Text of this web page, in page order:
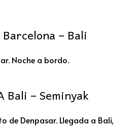
– Bali
Noche a bordo.
Bali – Seminyak
de Denpasar. Llegada a Bali,